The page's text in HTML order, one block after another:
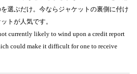
選ぶだけ。今ならジャケットの裏側に付け
トが人気です。
currently likely to wind upon a credit report
could make it difficult for one to receive